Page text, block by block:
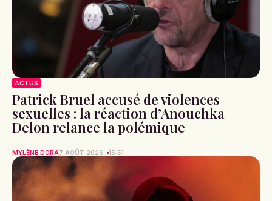
ACTUS
Patrick Bruel accusé de violences
sexuelles : la réaction d’Anouchka
Delon relance la polémique
MYLÈNE DORA7 AOÛT 2026 15:51